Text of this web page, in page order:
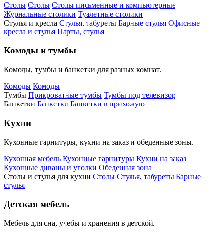
Столы Столы Столы письменные и компьютерные
Журнальные столики Туалетные столики
Стулья и кресла Стулья, табуреты Барные стулья Офисные
кресла и стулья Парты, стулья
Комоды и тумбы
Комоды, тумбы и банкетки для разных комнат.
Комоды Комоды
Тумбы Прикроватные тумбы Тумбы под телевизор
Банкетки Банкетки Банкетки в прихожую
Кухни
Кухонные гарнитуры, кухни на заказ и обеденные зоны.
Кухонная мебель Кухонные гарнитуры Кухни на заказ
Кухонные диваны и уголки Обеденная зона
Столы и стулья для кухни Столы Стулья, табуреты Барные
стулья
Детская мебель
Мебель для сна, учебы и хранения в детской.